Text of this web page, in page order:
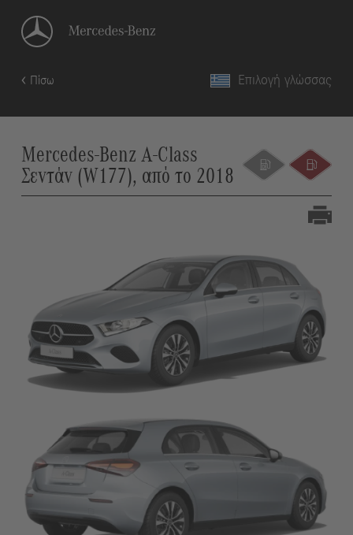
Πίσω Επιλογή γλώσσας
Mercedes-Benz A-Class
Σεντάν (W177), από το 2018